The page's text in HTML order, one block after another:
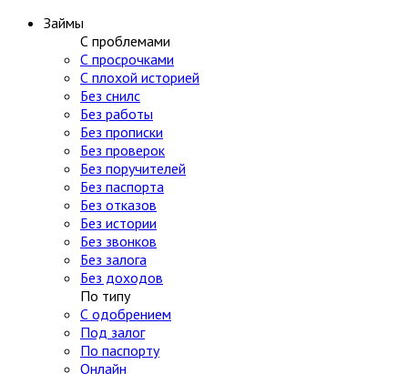
Займы
С проблемами
С просрочками
С плохой историей
Без снилс
Без работы
Без прописки
Без проверок
Без поручителей
Без паспорта
Без отказов
Без истории
Без звонков
Без залога
Без доходов
По типу
С одобрением
Под залог
По паспорту
Онлайн